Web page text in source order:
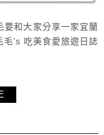
要和大家分享一家宜蘭
's 吃美食愛旅遊日誌